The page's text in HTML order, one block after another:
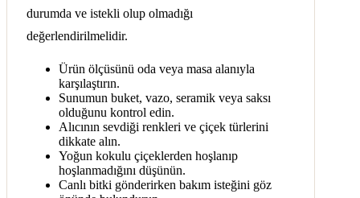
durumda ve istekli olup olmadığı
değerlendirilmelidir.
Ürün ölçüsünü oda veya masa alanıyla
karşılaştırın.
Sunumun buket, vazo, seramik veya saksı
olduğunu kontrol edin.
Alıcının sevdiği renkleri ve çiçek türlerini
dikkate alın.
Yoğun kokulu çiçeklerden hoşlanıp
hoşlanmadığını düşünün.
Canlı bitki gönderirken bakım isteğini göz